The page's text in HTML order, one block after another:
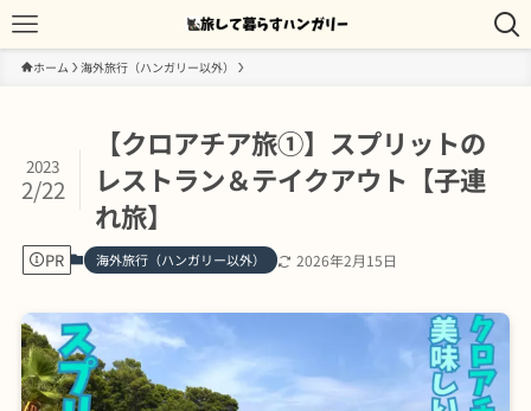
ホーム 海外旅行（ハンガリー以外）
【クロアチア旅①】スプリットの
レストラン＆テイクアウト【子連
れ旅】
2023
2/22
PR 海外旅行（ハンガリー以外） 2026年2月15日